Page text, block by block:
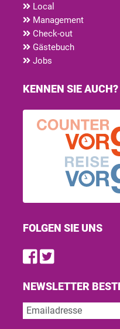
Local
Management
Check-out
Gästebuch
Jobs
KENNEN SIE AUCH?
FOLGEN SIE UNS
Find us on
Follow
NEWSLETTER